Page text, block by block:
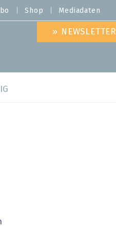
Shop Mediadaten
» NEWSLETTER